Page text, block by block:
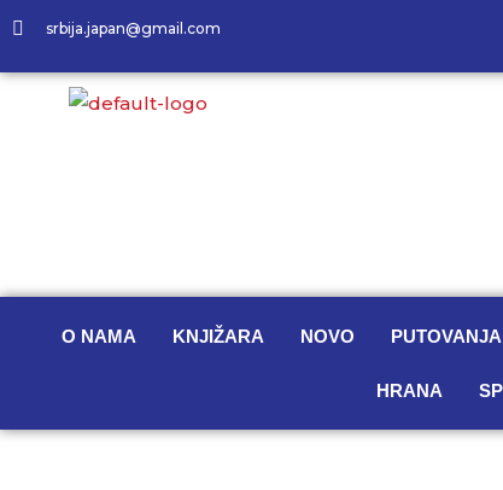
srbija.japan@gmail.com
O NAMA KNJIŽARA NOVO PUTOVANJA
HRANA